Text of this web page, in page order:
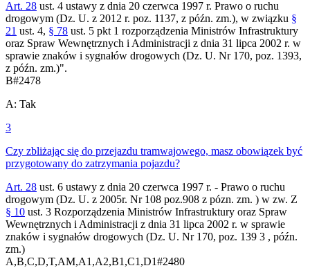
Art. 28 ust. 4 ustawy z dnia 20 czerwca 1997 r. Prawo o ruchu
drogowym (Dz. U. z 2012 r. poz. 1137, z późn. zm.), w związku §
21 ust. 4, § 78 ust. 5 pkt 1 rozporządzenia Ministrów Infrastruktury
oraz Spraw Wewnętrznych i Administracji z dnia 31 lipca 2002 r. w
sprawie znaków i sygnałów drogowych (Dz. U. Nr 170, poz. 1393,
z późn. zm.)".
B#2478
A: Tak
3
Czy zbliżając się do przejazdu tramwajowego, masz obowiązek być
przygotowany do zatrzymania pojazdu?
Art. 28 ust. 6 ustawy z dnia 20 czerwca 1997 r. - Prawo o ruchu
drogowym (Dz. U. z 2005r. Nr 108 poz.908 z pózn. zm. ) w zw. Z
§ 10 ust. 3 Rozporządzenia Ministrów Infrastruktury oraz Spraw
Wewnętrznych i Administracji z dnia 31 lipca 2002 r. w sprawie
znaków i sygnałów drogowych (Dz. U. Nr 170, poz. 139 3 , późn.
zm.)
A,B,C,D,T,AM,A1,A2,B1,C1,D1#2480